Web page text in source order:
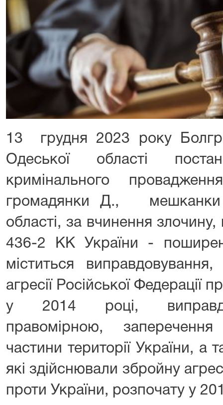
13 грудня 2023 року
Одеської області
кримінального
громадянки Д., мешканки
області, за вчинення
436-2 КК України -
міститься
агресії Російської Федерації
у 2014 році,
правомірною, заперечення
частини території України, а
які здійснювали збройну
проти України, розпочату у